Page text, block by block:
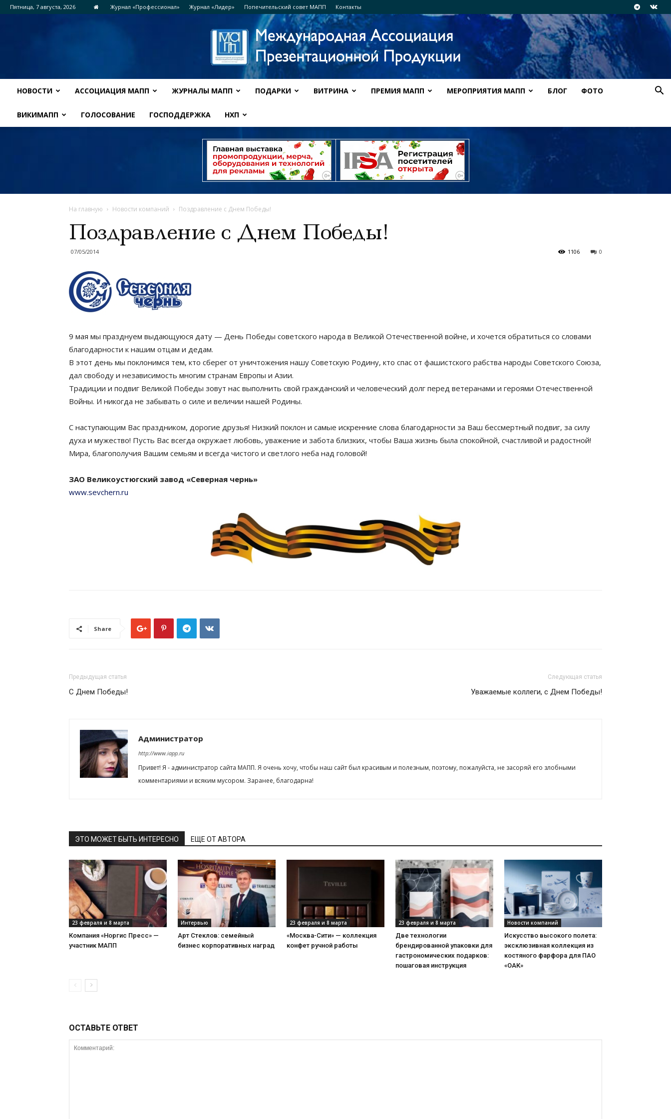
Пятница, 7 августа, 2026 Журнал «Профессионал» Журнал «Лидер» Попечительский совет МАПП Контакты
НОВОСТИ АССОЦИАЦИЯ МАПП ЖУРНАЛЫ МАПП ПОДАРКИ ВИТРИНА ПРЕМИЯ МАПП МЕРОПРИЯТИЯ МАПП БЛОГ ФОТО
ВИКИМАПП ГОЛОСОВАНИЕ ГОСПОДДЕРЖКА НХП
На главную Новости компаний Поздравление с Днем Победы!
Поздравление с Днем Победы!
07/05/2014 0
1106
9 мая мы празднуем выдающуюся дату — День Победы советского народа в Великой Отечественной войне, и хочется обратиться со словами
благодарности к нашим отцам и дедам.
В этот день мы поклонимся тем, кто сберег от уничтожения нашу Советскую Родину, кто спас от фашистского рабства народы Советского Союза,
дал свободу и независимость многим странам Европы и Азии.
Традиции и подвиг Великой Победы зовут нас выполнить свой гражданский и человеческий долг перед ветеранами и героями Отечественной
Войны. И никогда не забывать о силе и величии нашей Родины.
С наступающим Вас праздником, дорогие друзья! Низкий поклон и самые искренние слова благодарности за Ваш бессмертный подвиг, за силу
духа и мужество! Пусть Вас всегда окружает любовь, уважение и забота близких, чтобы Ваша жизнь была спокойной, счастливой и радостной!
Мира, благополучия Вашим семьям и всегда чистого и светлого неба над головой!
ЗАО Великоустюгский завод «Северная чернь»
www.sevchern.ru
Share
Предыдущая статья
С Днем Победы!
Следующая статья
Уважаемые коллеги, с Днем Победы!
Администратор
http://www.iapp.ru
Привет! Я - администратор сайта МАПП. Я очень хочу, чтобы наш сайт был красивым и полезным, поэтому, пожалуйста, не засоряй его злобными
комментариями и всяким мусором. Заранее, благодарна!
ЭТО МОЖЕТ БЫТЬ ИНТЕРЕСНО ЕЩЕ ОТ АВТОРА
23 февраля и 8 марта
Компания «Норгис Пресс» —
участник МАПП
Интервью
Арт Стеклов: семейный
бизнес корпоративных наград
23 февраля и 8 марта
«Москва-Сити» — коллекция
конфет ручной работы
23 февраля и 8 марта
Две технологии
брендированной упаковки для
гастрономических подарков:
пошаговая инструкция
Новости компаний
Искусство высокого полета:
эксклюзивная коллекция из
костяного фарфора для ПАО
«ОАК»
ОСТАВЬТЕ ОТВЕТ